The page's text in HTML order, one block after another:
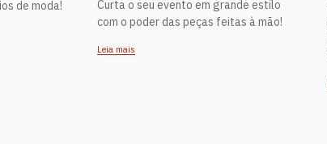
de moda!
Curta o seu evento em grande estilo
com o poder das peças feitas à mão!
Leia mais